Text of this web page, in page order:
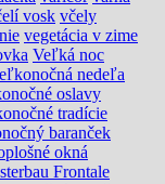
vosk včely
vegetácia v zime
Veľká noc
nedeľa
oslavy
tradície
baranček
okná
Frontale